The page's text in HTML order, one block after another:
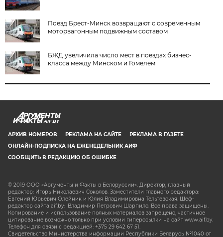
Поезд Брест-Минск возвращают с современным
моторвагонным подвижным составом
БЖД увеличила число мест в поездах бизнес-
класса между Минском и Гомелем
AIF.BY
АРХИВ НОМЕРОВ РЕКЛАМА НА САЙТЕ
РЕКЛАМА В ГАЗЕТЕ
ОНЛАЙН-ПОДПИСКА НА ЕЖЕНЕДЕЛЬНИК АИФ
СООБЩИТЬ В РЕДАКЦИЮ ОБ ОШИБКЕ
© 2019 ООО «Аргументы и Факты в Белоруссии». Директор, главный
редактор: Игорь Николаевич Соколов. Заместители главного редактора:
Евгений Юрьевич Олейник и Юлия Владимировна Тельтевская. Шеф-
редактор сайта aif.by: Владимир Петрович Шарпило. Все права защищены.
Копирование и использование полных материалов запрещено, частичное
цитирование возможно только при условии гиперссылки на сайт www.aif.by.
Телефон для связи с редакцией: +375 29 642 67 51.
Свидетельство Министерства информации Республики Беларусь №1040 от